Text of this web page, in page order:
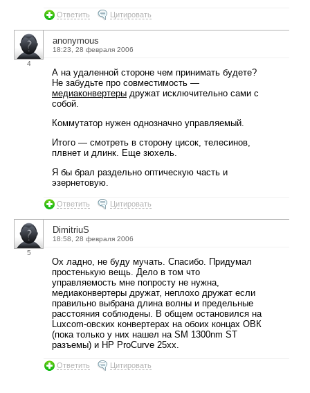
Ответить Цитировать
4
anonymous
18:23, 28 февраля 2006
А на удаленной стороне чем принимать будете?
Не забудьте про совместимость —
медиаконвертеры дружат исключительно сами с
собой.
Коммутатор нужен однозначно управляемый.
Итого — смотреть в сторону цисок, телесинов,
плвнет и длинк. Еще зюхель.
Я бы брал раздельно оптическую часть и
эзернетовую.
Ответить Цитировать
5
DimitriuS
18:58, 28 февраля 2006
Ох ладно, не буду мучать. Спасибо. Придумал
простенькую вещь. Дело в том что
управляемость мне попросту не нужна,
медиаконвертеры дружат, неплохо дружат если
правильно выбрана длина волны и предельные
расстояния соблюдены. В общем остановился на
Luxcom-овских конвертерах на обоих концах ОВК
(пока только у них нашел на SM 1300nm ST
разъемы) и HP ProCurve 25xx.
Ответить Цитировать